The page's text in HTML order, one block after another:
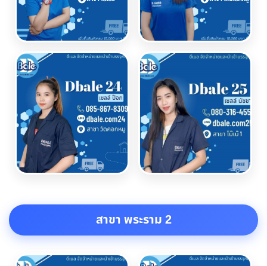
สาขา พระราม 2